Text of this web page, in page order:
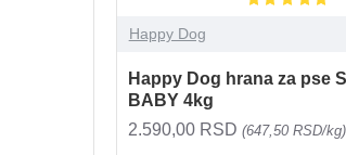
Happy Dog
Happy Dog hrana za pse
BABY 4kg
2.590,00 RSD (647,50 RSD/kg)